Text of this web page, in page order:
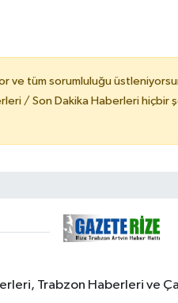
ve tüm sorumluluğu
/ Son Dakika Haberleri hiçbir
Trabzon Haberleri ve